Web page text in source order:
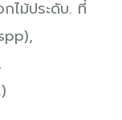
ไม้ประดับ. ที่